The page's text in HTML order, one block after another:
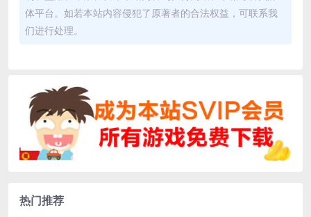
体平台。如若本站内容侵犯了原著者的合法权益，可联系我
们进行处理。
热门推荐